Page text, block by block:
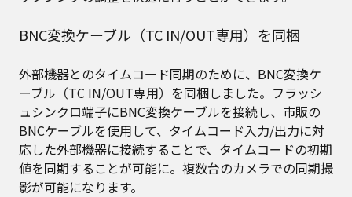
BNC変換ケーブル（TC IN/OUT専用）を同梱
外部機器とのタイムコード同期のために、BNC変換ケ
ーブル（TC IN/OUT専用）を同梱しました。フラッシ
ュシンクロ端子にBNC変換ケーブルを接続し、市販の
BNCケーブルを使用して、タイムコード入力/出力に対
応した外部機器に接続することで、タイムコードの初期
値を同期することが可能に。複数台のカメラでの同期撮
影が可能になります。